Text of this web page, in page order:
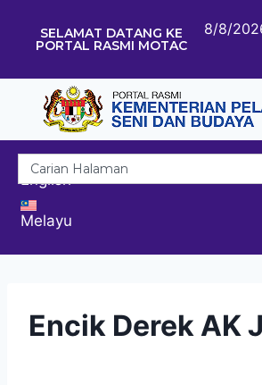
SELAMAT DATANG KE
PORTAL RASMI MOTAC
8/8/
English
Melayu
Encik Derek AK